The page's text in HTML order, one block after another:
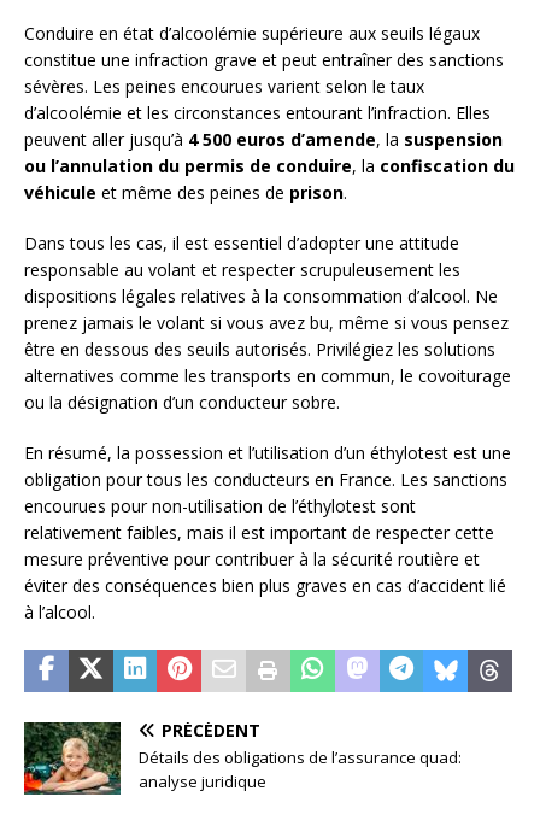
Conduire en état d’alcoolémie supérieure aux seuils légaux
constitue une infraction grave et peut entraîner des sanctions
sévères. Les peines encourues varient selon le taux
d’alcoolémie et les circonstances entourant l’infraction. Elles
peuvent aller jusqu’à 4 500 euros d’amende, la suspension
ou l’annulation du permis de conduire, la confiscation du
véhicule et même des peines de prison.
Dans tous les cas, il est essentiel d’adopter une attitude
responsable au volant et respecter scrupuleusement les
dispositions légales relatives à la consommation d’alcool. Ne
prenez jamais le volant si vous avez bu, même si vous pensez
être en dessous des seuils autorisés. Privilégiez les solutions
alternatives comme les transports en commun, le covoiturage
ou la désignation d’un conducteur sobre.
En résumé, la possession et l’utilisation d’un éthylotest est une
obligation pour tous les conducteurs en France. Les sanctions
encourues pour non-utilisation de l’éthylotest sont
relativement faibles, mais il est important de respecter cette
mesure préventive pour contribuer à la sécurité routière et
éviter des conséquences bien plus graves en cas d’accident lié
à l’alcool.
PRÉCÉDENT
Détails des obligations de l’assurance quad:
analyse juridique